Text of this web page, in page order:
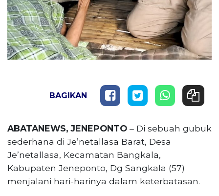
BAGIKAN
ABATANEWS, JENEPONTO – Di sebuah gubuk
sederhana di Je’netallasa Barat, Desa
Je’netallasa, Kecamatan Bangkala,
Kabupaten Jeneponto, Dg Sangkala (57)
menjalani hari-harinya dalam keterbatasan.